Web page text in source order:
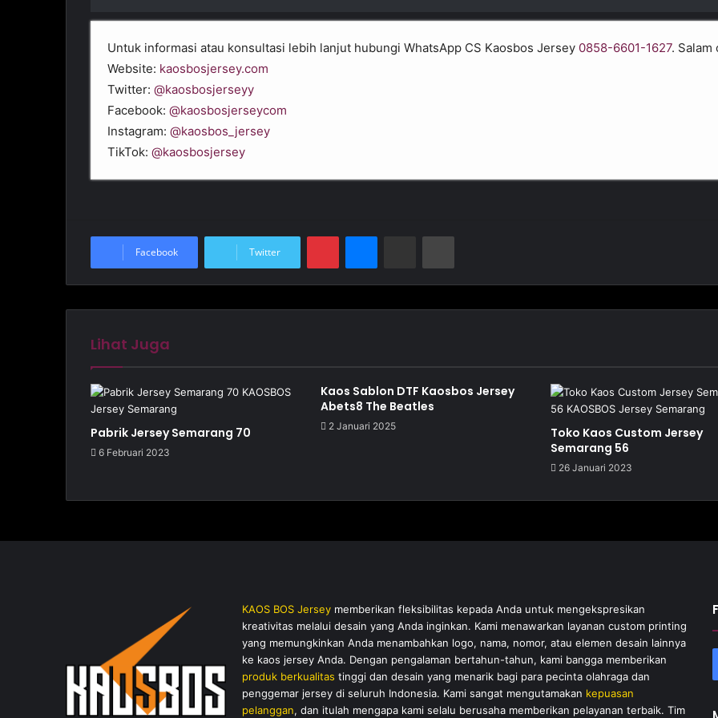
Untuk informasi atau konsultasi lebih lanjut hubungi WhatsApp CS Kaosbos Jersey 0858-6601-1627. Salam
Website: kaosbosjersey.com
Twitter:@kaosbosjerseyy
Facebook:@kaosbosjerseycom
Instagram:@kaosbos_jersey
TikTok:@kaosbosjersey
Facebook Twitter
Lihat Juga
Pabrik Jersey Semarang 70
6 Februari 2023
Kaos Sablon DTF Kaosbos Jersey
Abets8 The Beatles
2 Januari 2025
Toko Kaos Custom Jersey
Semarang 56
26 Januari 2023
KAOS BOS Jersey memberikan fleksibilitas kepada Anda untuk mengekspresikan
kreativitas melalui desain yang Anda inginkan. Kami menawarkan layanan custom printing
yang memungkinkan Anda menambahkan logo, nama, nomor, atau elemen desain lainnya
ke kaos jersey Anda. Dengan pengalaman bertahun-tahun, kami bangga memberikan
produk berkualitas tinggi dan desain yang menarik bagi para pecinta olahraga dan
penggemar jersey di seluruh Indonesia. Kami sangat mengutamakan kepuasan
pelanggan, dan itulah mengapa kami selalu berusaha memberikan pelayanan terbaik. Tim